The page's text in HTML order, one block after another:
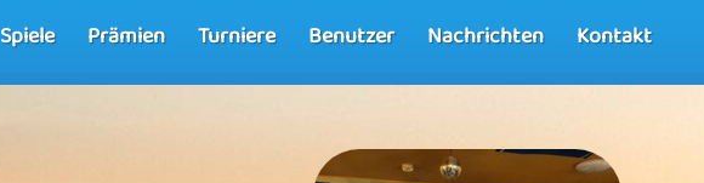
Spiele Prämien Turniere Benutzer Nachrichten Kontakt